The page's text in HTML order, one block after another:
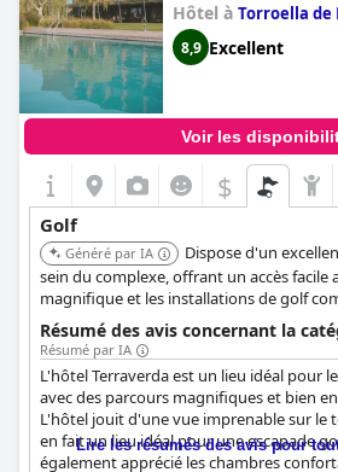
Hôtel à Torroella
8,9 Excellent
Voir les
$
Golf
Généré par IA
Dispose d'un
sein du complexe, offrant un accès facile
magnifique et les installations de golf
choix de premier ordre pour les amateurs
d'une expérience de golf dédiée.
Résumé des avis concernant la
Résumé par IA
L'hôtel Terraverda est un lieu idéal pour
avec des parcours magnifiques et bien
L'hôtel jouit d'une vue imprenable sur le
en fait un lieu idéal pour une escapade
également apprécié les chambres
Lire les résumés des avis pour